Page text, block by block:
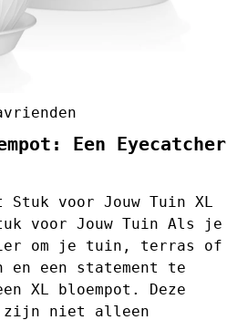
Een Eyecatcher
Stuk voor Jouw Tuin XL
voor Jouw Tuin Als je
om je tuin, terras of
en een statement te
XL bloempot. Deze
zijn niet alleen